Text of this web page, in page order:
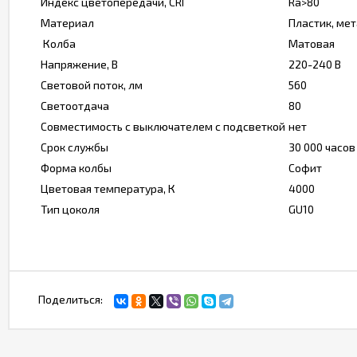
Материал
Пластик,
Колба
Матовая
Напряжение, В
220-240 В
Световой поток, лм
560
Светоотдача
80
Совместимость с выключателем с подсветкой нет
Срок службы
30 000 часов
Форма колбы
Софит
Цветовая температура, К
4000
Тип цоколя
GU10
Поделиться: